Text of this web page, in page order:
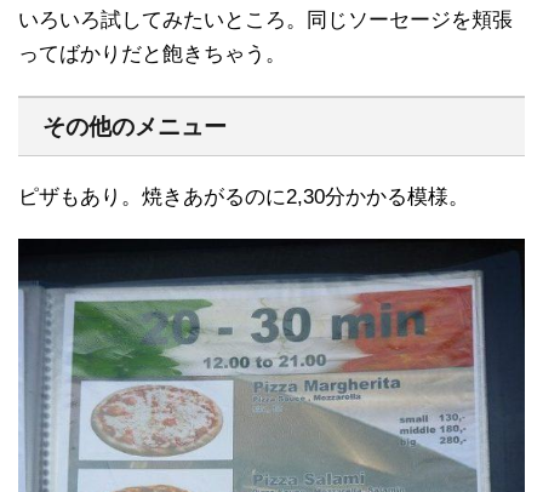
いろいろ試してみたいところ。同じソーセージを頬張
ってばかりだと飽きちゃう。
その他のメニュー
ピザもあり。焼きあがるのに2,30分かかる模様。